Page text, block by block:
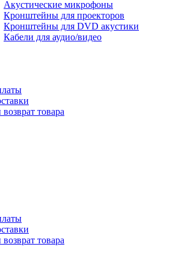
Акустические микрофоны
Кронштейны для проекторов
Кронштейны для DVD акустики
Кабели для аудио/видео
товара
товара